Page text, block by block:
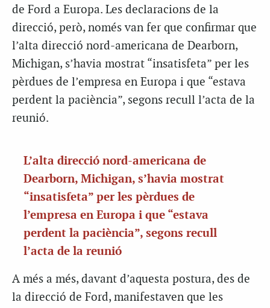
de Ford a Europa. Les declaracions de la
direcció, però, només van fer que confirmar que
l’alta direcció nord-americana de Dearborn,
Michigan, s’havia mostrat “insatisfeta” per les
pèrdues de l’empresa en Europa i que “estava
perdent la paciència”, segons recull l’acta de la
reunió.
L’alta direcció nord-americana de
Dearborn, Michigan, s’havia mostrat
“insatisfeta” per les pèrdues de
l’empresa en Europa i que “estava
perdent la paciència”, segons recull
l’acta de la reunió
A més a més, davant d’aquesta postura, des de
la direcció de Ford, manifestaven que les